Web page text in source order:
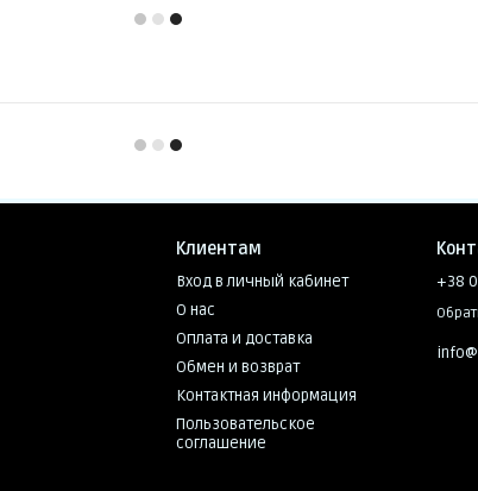
Клиентам
Вход в личный кабинет
О нас
Оплата и доставка
Обмен и возврат
Контактная информация
Пользовательское
соглашение
+38